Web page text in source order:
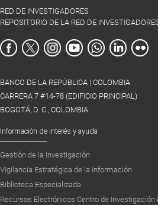
RED DE INVESTIGADORES
REPOSITORIO DE LA RED DE
BANCO DE LA REPÚBLICA | COLOMBIA
CARRERA 7 #14-78 (EDIFICIO PRINCIPAL)
BOGOTÁ, D. C., COLOMBIA
Información de interés y ayuda
Gestión de la Investigación
Vigilancia Estratégica de la Información
Biblioteca Especializada
Recursos Electrónicos Centro de Investigación